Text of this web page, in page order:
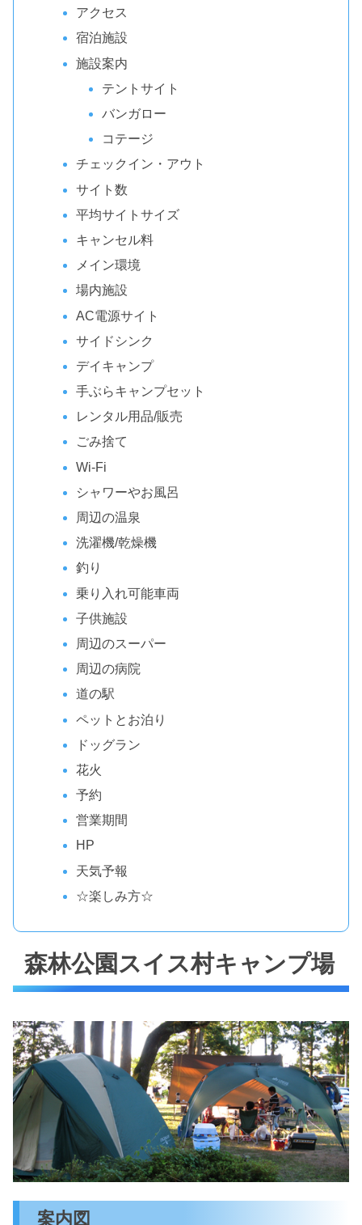
アクセス
宿泊施設
施設案内
テントサイト
バンガロー
コテージ
チェックイン・アウト
サイト数
平均サイトサイズ
キャンセル料
メイン環境
場内施設
AC電源サイト
サイドシンク
デイキャンプ
手ぶらキャンプセット
レンタル用品/販売
ごみ捨て
Wi-Fi
シャワーやお風呂
周辺の温泉
洗濯機/乾燥機
釣り
乗り入れ可能車両
子供施設
周辺のスーパー
周辺の病院
道の駅
ペットとお泊り
ドッグラン
花火
予約
営業期間
HP
天気予報
☆楽しみ方☆
森林公園スイス村キャンプ場
案内図